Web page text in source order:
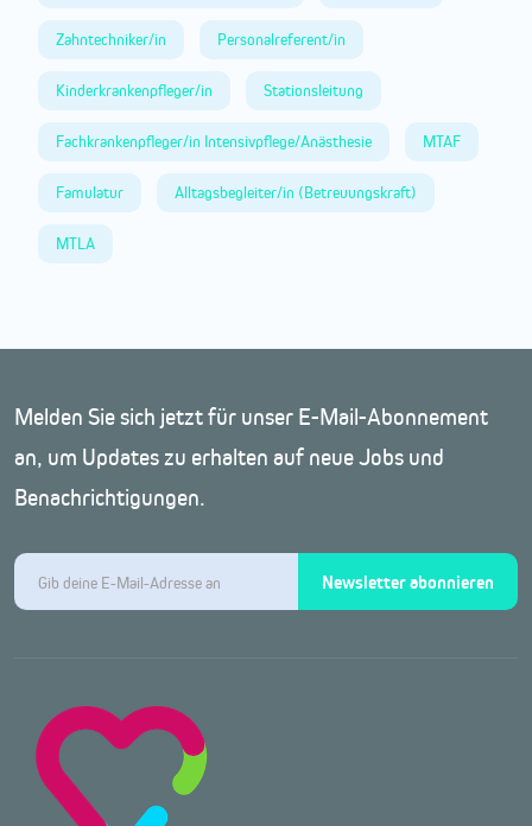
Zahntechniker/in Personalreferent/in
Kinderkrankenpfleger/in Stationsleitung
Fachkrankenpfleger/in Intensivpflege/Anästhesie MTAF
Famulatur Alltagsbegleiter/in (Betreuungskraft)
MTLA
Melden Sie sich jetzt für unser E-Mail-Abonnement
an, um Updates zu erhalten auf neue Jobs und
Benachrichtigungen.
Newsletter abonnieren